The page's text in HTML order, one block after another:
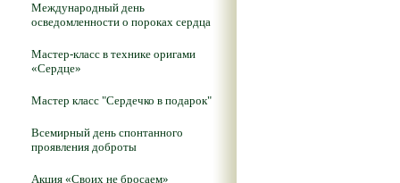
Международный день
осведомленности о пороках сердца
Мастер-класс в технике оригами
«Сердце»
Мастер класс "Сердечко в подарок"
Всемирный день спонтанного
проявления доброты
Акция «Своих не бросаем»